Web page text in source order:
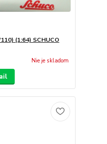
(1:64) SCHUCO
Nie je skladom